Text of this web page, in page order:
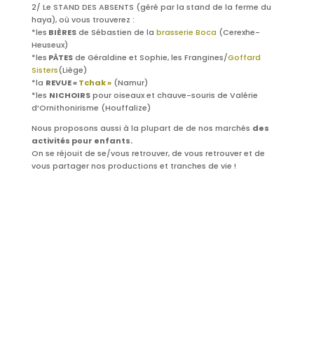
2/ Le STAND DES ABSENTS (géré par la stand de la ferme du
haya), où vous trouverez :
*les BIÈRESde Sébastien de la brasserie Boca (Cerexhe-
Heuseux)
*les PÂTESde Géraldine et Sophie, les Frangines/Goffard
Sisters(Liège)
*la REVUE «Tchak »(Namur)
*les NICHOIRSpour oiseaux et chauve-souris de Valérie
d’Ornithonirisme (Houffalize)
Nous proposons aussi à la plupart de de nos marchés des
activités pour enfants.
On se réjouit de se/vous retrouver, de vous retrouver et de
vous partager nos productions et tranches de vie !